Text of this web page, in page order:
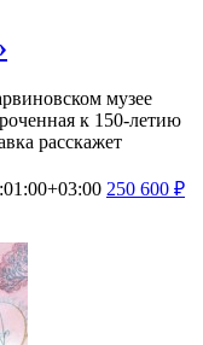
музее
к 150-летию
расскажет
250 600 ₽